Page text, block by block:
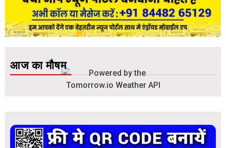
आज का मौषम